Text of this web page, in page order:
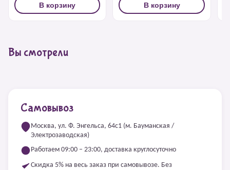
В корзину В корзину
Вы смотрели
Самовывоз
Москва, ул. Ф. Энгельса, 64с1 (м. Бауманская /
Электрозаводская)
Работаем 09:00 – 23:00, доставка круглосуточно
Скидка 5% на весь заказ при самовывозе. Без